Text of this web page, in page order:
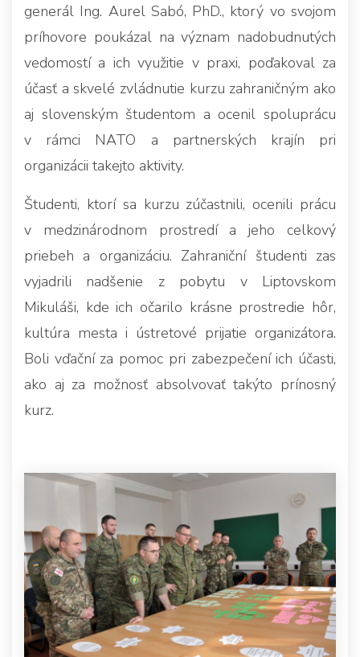
generál Ing. Aurel Sabó, PhD., ktorý vo svojom
príhovore poukázal na význam nadobudnutých
vedomostí a ich využitie v praxi, poďakoval za
účasť a skvelé zvládnutie kurzu zahraničným ako
aj slovenským študentom a ocenil spoluprácu
v rámci NATO a partnerských krajín pri
organizácii takejto aktivity.
Študenti, ktorí sa kurzu zúčastnili, ocenili prácu
v medzinárodnom prostredí a jeho celkový
priebeh a organizáciu. Zahraniční študenti zas
vyjadrili nadšenie z pobytu v Liptovskom
Mikuláši, kde ich očarilo krásne prostredie hôr,
kultúra mesta i ústretové prijatie organizátora.
Boli vďační za pomoc pri zabezpečení ich účasti,
ako aj za možnosť absolvovať takýto prínosný
kurz.